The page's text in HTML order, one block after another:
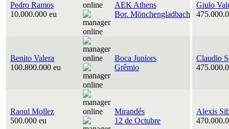
Pedro Ramos
10.000.000 eu
AEK Athens
Bor. Mönchengladbach
Giulo
Benito Valera
100.800.000 eu
Boca Juniors
Grêmio
Claudio
Raoul Mollez
500.000 eu
Mirandés
12 de Octubre
Alexis